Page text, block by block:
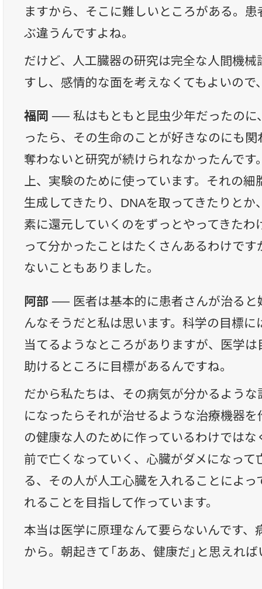
ますから、そこに難しいところがある。
ぶ違うんですよね。
だけど、人工臓器の研究は完全な人間機
すし、感情的な面を考えなくてもよいので
福岡 ── 私はもともと昆虫少年だったの
ったら、その生命のことが好きなのにも
奪わないと研究が続けられなかったんです
上、実験のために使っています。それの
生成してきたり、DNAを取ってきたりと
素に還元していくのをずっとやってきたわ
って分かったことはたくさんあるわけで
ないこともありました。
阿部 ── 医者は基本的に患者さんが治る
んなそうだと私は思います。科学の目標
当てるようなところがありますが、医学
助けるところに目標があるんですね。
だから私たちは、その病気が分かるよう
になったらそれが治せるような治療機器
の健康な人のために作っているわけではな
前で亡くなっていく、心臓がダメになって
る、その人が人工心臓を入れることによっ
れることを目指して作っています。
本当は医学に原理なんて要らないんです、
から。朝起きて「ああ、健康だ」と思えれ